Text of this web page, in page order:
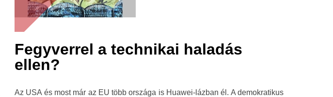
Fegyverrel a technikai haladás
ellen?
Az USA és most már az EU több országa is Huawei-lázban él. A demokratikus